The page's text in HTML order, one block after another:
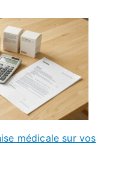
médicale sur vos